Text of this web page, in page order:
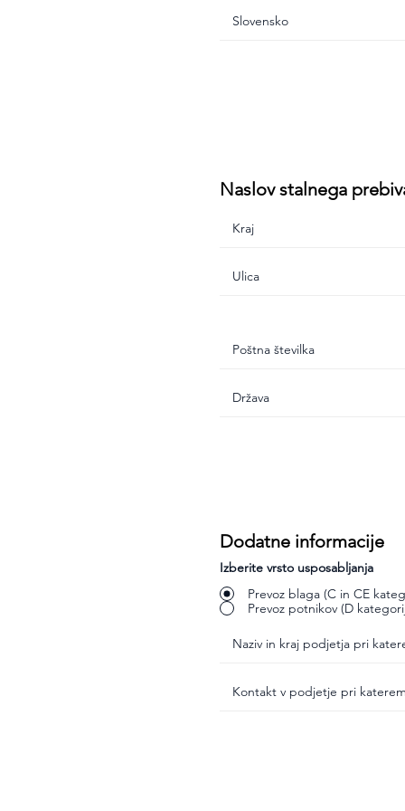
Naslov stalnega
Dodatne informacije
Izberite vrsto usposabljanja
Prevoz blaga (C in CE
Prevoz potnikov (D